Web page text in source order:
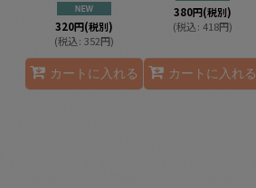
320円(税別)
(税込: 352円)
カートに入れる
380円(税別)
(税込: 418円)
カートに入れる